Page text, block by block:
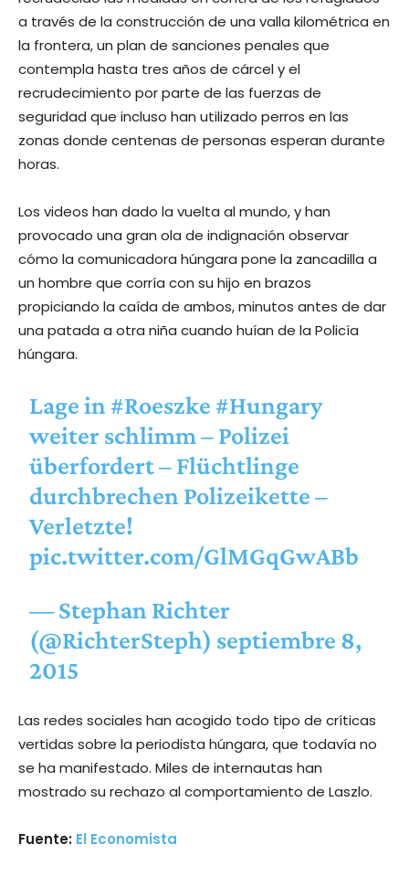
a través de la construcción de una valla kilométrica en
la frontera, un plan de sanciones penales que
contempla hasta tres años de cárcel y el
recrudecimiento por parte de las fuerzas de
seguridad que incluso han utilizado perros en las
zonas donde centenas de personas esperan durante
horas.
Los videos han dado la vuelta al mundo, y han
provocado una gran ola de indignación observar
cómo la comunicadora húngara pone la zancadilla a
un hombre que corría con su hijo en brazos
propiciando la caída de ambos, minutos antes de dar
una patada a otra niña cuando huían de la Policía
húngara.
Lage in #Roeszke #Hungary
weiter schlimm – Polizei
überfordert – Flüchtlinge
durchbrechen Polizeikette –
Verletzte!
pic.twitter.com/GlMGqGwABb
— Stephan Richter
(@RichterSteph) septiembre 8,
2015
Las redes sociales han acogido todo tipo de críticas
vertidas sobre la periodista húngara, que todavía no
se ha manifestado. Miles de internautas han
mostrado su rechazo al comportamiento de Laszlo.
Fuente: El Economista